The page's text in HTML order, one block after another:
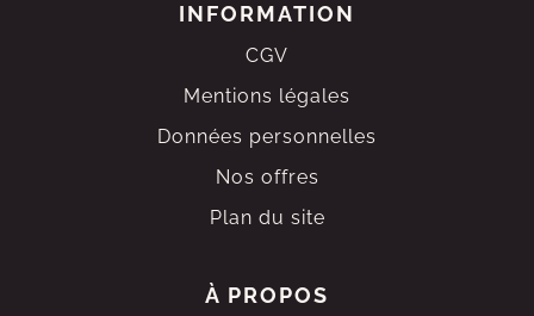
INFORMATION
CGV
Mentions légales
Données personnelles
Nos offres
Plan du site
À PROPOS